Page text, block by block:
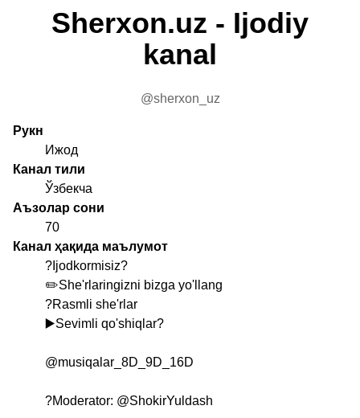
Sherxon.uz - Ijodiy
kanal
@sherxon_uz
Рукн
Ижод
Канал тили
Ўзбекча
Аъзолар сони
70
Канал ҳақида маълумот
?Ijodkormisiz?
✏️She'rlaringizni bizga yo'llang
?Rasmli she'rlar
▶️Sevimli qo'shiqlar?
@musiqalar_8D_9D_16D
?Moderator: @ShokirYuldash